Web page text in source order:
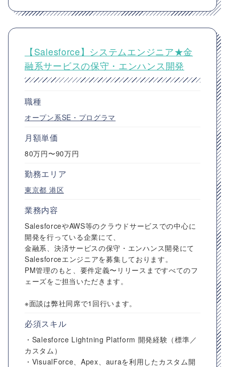
【Salesforce】システムエンジニア★金
融系サービスの保守・エンハンス開発
職種
オープン系SE・プログラマ
月額単価
80万円〜90万円
勤務エリア
東京都 港区
業務内容
SalesforceやAWS等のクラウドサービスでの中心に
開発を行っている企業にて、
金融系、決済サービスの保守・エンハンス開発にて
Salesforceエンジニアを募集しております。
PM管理のもと、要件定義〜リリースまですべてのフ
ェーズをご担当いただきます。
※面談は弊社同席で1回行います。
必須スキル
・Salesforce Lightning Platform 開発経験（標準／
カスタム）
・VisualForce、Apex、auraを利用したカスタム開